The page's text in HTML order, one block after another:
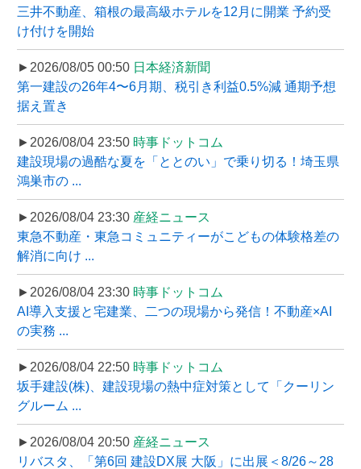
三井不動産、箱根の最高級ホテルを12月に開業 予約受
け付けを開始
►2026/08/05 00:50 日本経済新聞
第一建設の26年4〜6月期、税引き利益0.5%減 通期予想
据え置き
►2026/08/04 23:50 時事ドットコム
建設現場の過酷な夏を「ととのい」で乗り切る！埼玉県
鴻巣市の ...
►2026/08/04 23:30 産経ニュース
東急不動産・東急コミュニティーがこどもの体験格差の
解消に向け ...
►2026/08/04 23:30 時事ドットコム
AI導入支援と宅建業、二つの現場から発信！不動産×AI
の実務 ...
►2026/08/04 22:50 時事ドットコム
坂手建設(株)、建設現場の熱中症対策として「クーリン
グルーム ...
►2026/08/04 20:50 産経ニュース
リバスタ、「第6回 建設DX展 大阪」に出展＜8/26～28